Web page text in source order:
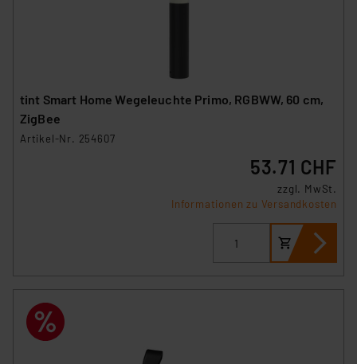
tint Smart Home Wegeleuchte Primo, RGBWW, 60 cm,
ZigBee
Artikel-Nr. 254607
53.71 CHF
zzgl. MwSt.
Informationen zu Versandkosten